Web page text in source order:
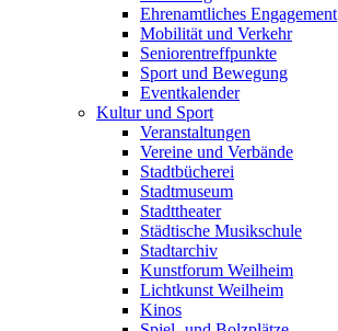
Ehrenamtliches Engagement
Mobilität und Verkehr
Seniorentreffpunkte
Sport und Bewegung
Eventkalender
Kultur und Sport
Veranstaltungen
Vereine und Verbände
Stadtbücherei
Stadtmuseum
Stadttheater
Städtische Musikschule
Stadtarchiv
Kunstforum Weilheim
Lichtkunst Weilheim
Kinos